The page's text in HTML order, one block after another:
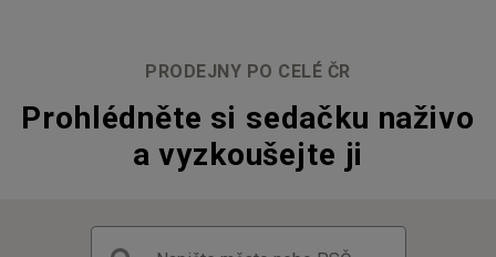
PRODEJNY PO CELÉ ČR
Prohlédněte si sedačku naživo
a vyzkoušejte ji